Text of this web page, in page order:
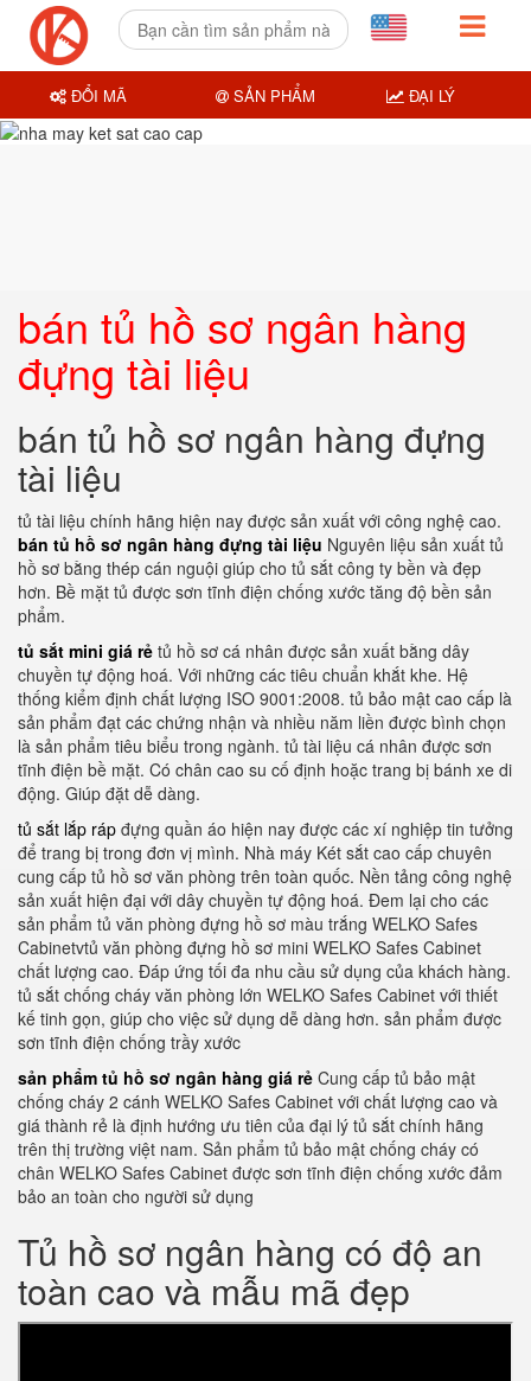
bán tủ hồ sơ ngân hàng
đựng tài liệu
bán tủ hồ sơ ngân hàng đựng
tài liệu
tủ tài liệu chính hãng hiện nay được sản xuất với công nghệ cao.
bán tủ hồ sơ ngân hàng đựng tài liệu Nguyên liệu sản xuất tủ
hồ sơ bằng thép cán nguội giúp cho tủ sắt công ty bền và đẹp
hơn. Bề mặt tủ được sơn tĩnh điện chống xước tăng độ bền sản
phẩm.
tủ sắt mini giá rẻ tủ hồ sơ cá nhân được sản xuất bằng dây
chuyền tự động hoá. Với những các tiêu chuẩn khắt khe. Hệ
thống kiểm định chất lượng ISO 9001:2008. tủ bảo mật cao cấp là
sản phẩm đạt các chứng nhận và nhiều năm liền được bình chọn
là sản phẩm tiêu biểu trong ngành. tủ tài liệu cá nhân được sơn
tĩnh điện bề mặt. Có chân cao su cố định hoặc trang bị bánh xe di
động. Giúp đặt dễ dàng.
tủ sắt lắp ráp đựng quần áo hiện nay được các xí nghiệp tin tưởng
để trang bị trong đơn vị mình. Nhà máy Két sắt cao cấp chuyên
cung cấp tủ hồ sơ văn phòng trên toàn quốc. Nền tảng công nghệ
sản xuất hiện đại với dây chuyền tự động hoá. Đem lại cho các
sản phẩm tủ văn phòng đựng hồ sơ màu trắng WELKO Safes
Cabinetvtủ văn phòng đựng hồ sơ mini WELKO Safes Cabinet
chất lượng cao. Đáp ứng tối đa nhu cầu sử dụng của khách hàng.
tủ sắt chống cháy văn phòng lớn WELKO Safes Cabinet với thiết
kế tinh gọn, giúp cho việc sử dụng dễ dàng hơn. sản phẩm được
sơn tĩnh điện chống trầy xước
sản phẩm tủ hồ sơ ngân hàng giá rẻ Cung cấp tủ bảo mật
chống cháy 2 cánh WELKO Safes Cabinet với chất lượng cao và
giá thành rẻ là định hướng ưu tiên của đại lý tủ sắt chính hãng
trên thị trường việt nam. Sản phẩm tủ bảo mật chống cháy có
chân WELKO Safes Cabinet được sơn tĩnh điện chống xước đảm
bảo an toàn cho người sử dụng
Tủ hồ sơ ngân hàng có độ an
toàn cao và mẫu mã đẹp
ĐỔI MÃ SẢN PHẨM ĐẠI LÝ